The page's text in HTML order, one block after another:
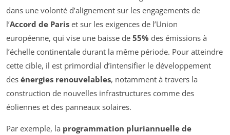
dans une volonté d’alignement sur les engagements de
l’Accord de Paris et sur les exigences de l’Union
européenne, qui vise une baisse de 55% des émissions à
l’échelle continentale durant la même période. Pour atteindre
cette cible, il est primordial d’intensifier le développement
des énergies renouvelables, notamment à travers la
construction de nouvelles infrastructures comme des
éoliennes et des panneaux solaires.
Par exemple, la programmation pluriannuelle de